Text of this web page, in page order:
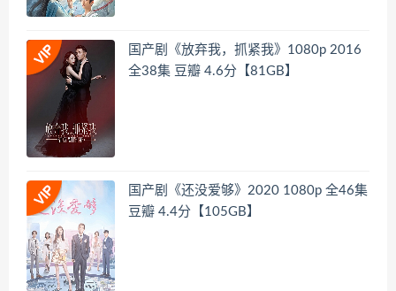
国产剧《放弃我，抓紧我》1080p 2016
全38集 豆瓣 4.6分【81GB】
国产剧《还没爱够》2020 1080p 全46集
豆瓣 4.4分【105GB】